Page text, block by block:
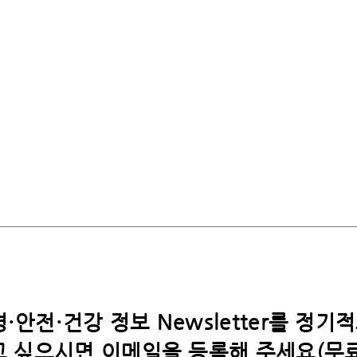
·안전·건강 정보 Newsletter를 정기
싶으시면​ 이메일을 등록해 주세요(무